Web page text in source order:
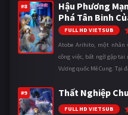
#8
Hậu Phương
Phá Tân Binh
FULL HD VIETSUB
Atobe Arihito, một nhân
công việc, bất ngờ gặp
Vương quốc Mê Cung.
#9 Thất Nghiệp
FULL HD VIETSUB